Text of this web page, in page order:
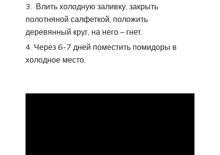
Влить холодную заливку, закрыть
полотняной салфеткой, положить
деревянный круг, на него – гнет.
Через 6-7 дней поместить помидоры в
холодное место.